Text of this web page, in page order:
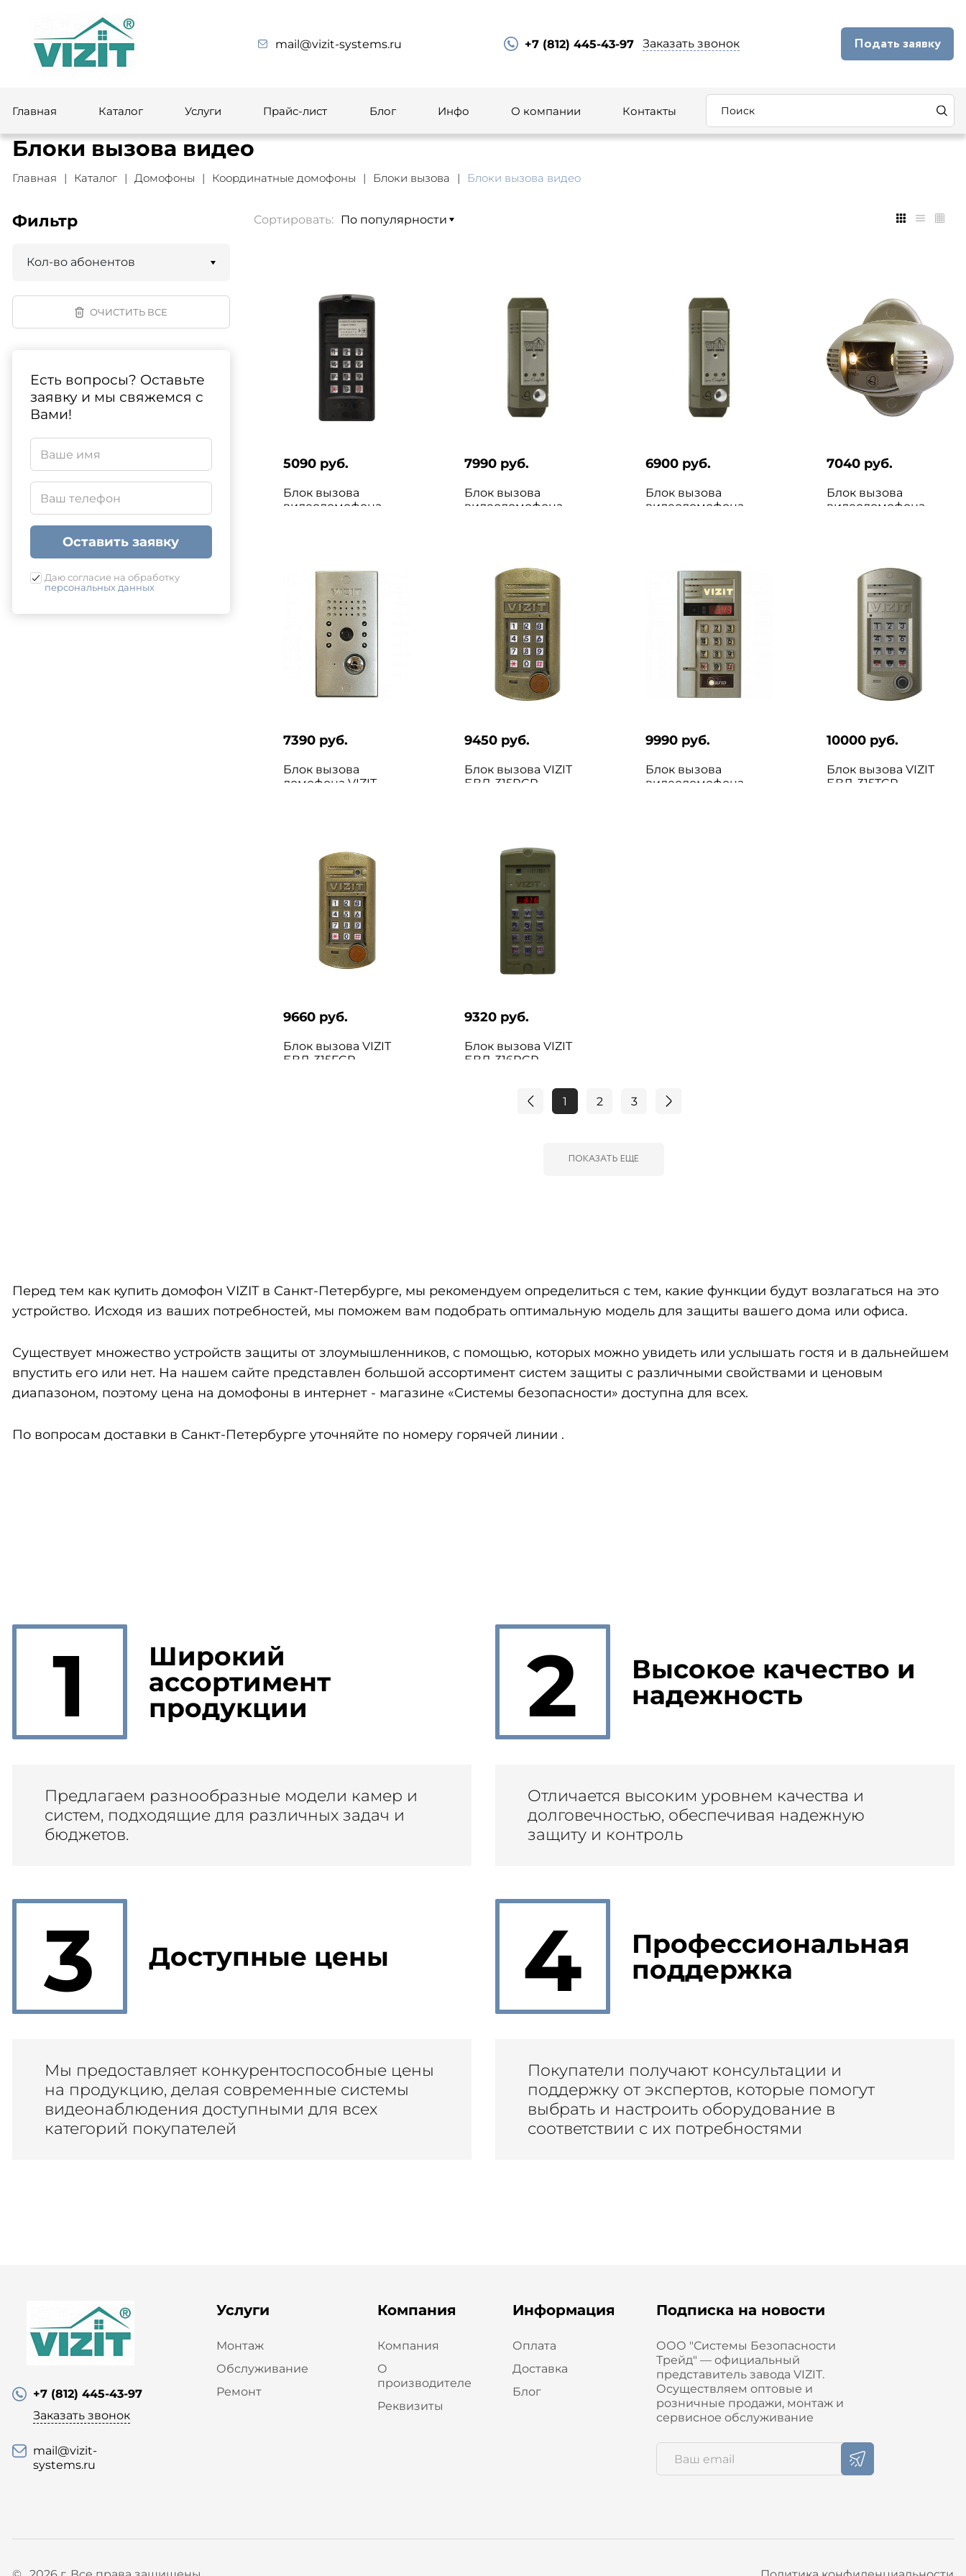
mail@vizit-systems.ru +7 (812) 445-43-97 Заказать звонок Подать заявку
Главная Каталог Услуги Прайс-лист Блог Инфо О компании Контакты
Блоки вызова видео
Главная Каталог Домофоны Координатные домофоны Блоки вызова Блоки вызова видео
Фильтр
Кол-во абонентов
ОЧИСТИТЬ ВСЕ
Есть вопросы? Оставьте
заявку и мы свяжемся с
Вами!
Оставить заявку
Даю согласие на обработку
персональных данных
Сортировать:
5090 руб.
Блок вызова
видеодомофона
7990 руб.
Блок вызова
видеодомофона
6900 руб.
Блок вызова
видеодомофона
7040 руб.
Блок вызова
видеодомофона
7390 руб.
Блок вызова
домофона VIZIT
9450 руб.
Блок вызова VIZIT
БВД-315RCP
9990 руб.
Блок вызова
видеодомофона
10000 руб.
Блок вызова VIZIT
БВД-315ТCP
9660 руб.
Блок вызова VIZIT
БВД-315FCP
9320 руб.
Блок вызова VIZIT
БВД-316RCP
1 2 3
ПОКАЗАТЬ ЕЩЕ
Перед тем как купить домофон VIZIT в Санкт-Петербурге, мы рекомендуем определиться с тем, какие функции будут возлагаться на это
устройство. Исходя из ваших потребностей, мы поможем вам подобрать оптимальную модель для защиты вашего дома или офиса.
Существует множество устройств защиты от злоумышленников, с помощью, которых можно увидеть или услышать гостя и в дальнейшем
впустить его или нет. На нашем сайте представлен большой ассортимент систем защиты с различными свойствами и ценовым
диапазоном, поэтому цена на домофоны в интернет - магазине «Системы безопасности» доступна для всех.
По вопросам доставки в Санкт-Петербурге уточняйте по номеру горячей линии .
1
Широкий
ассортимент
продукции
Предлагаем разнообразные модели камер и
систем, подходящие для различных задач и
бюджетов.
2
Высокое качество и
надежность
Отличается высоким уровнем качества и
долговечностью, обеспечивая надежную
защиту и контроль
3 Доступные цены
Мы предоставляет конкурентоспособные цены
на продукцию, делая современные системы
видеонаблюдения доступными для всех
категорий покупателей
4
Профессиональная
поддержка
Покупатели получают консультации и
поддержку от экспертов, которые помогут
выбрать и настроить оборудование в
соответствии с их потребностями
+7 (812) 445-43-97
Заказать звонок
mail@vizit-
systems.ru
Услуги
Монтаж
Обслуживание
Ремонт
Компания
Компания
О
производителе
Реквизиты
Информация
Оплата
Доставка
Блог
Подписка на новости
ООО "Системы Безопасности
Трейд" — официальный
представитель завода VIZIT.
Осуществляем оптовые и
розничные продажи, монтаж и
сервисное обслуживание